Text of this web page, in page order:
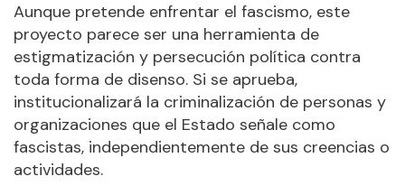
Aunque pretende enfrentar el fascismo, este
proyecto parece ser una herramienta de
estigmatización y persecución política contra
toda forma de disenso. Si se aprueba,
institucionalizará la criminalización de personas y
organizaciones que el Estado señale como
fascistas, independientemente de sus creencias o
actividades.